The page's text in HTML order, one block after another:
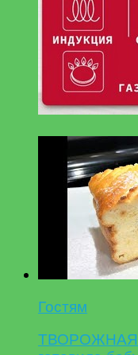
Гостям
ТВОРОЖНАЯ